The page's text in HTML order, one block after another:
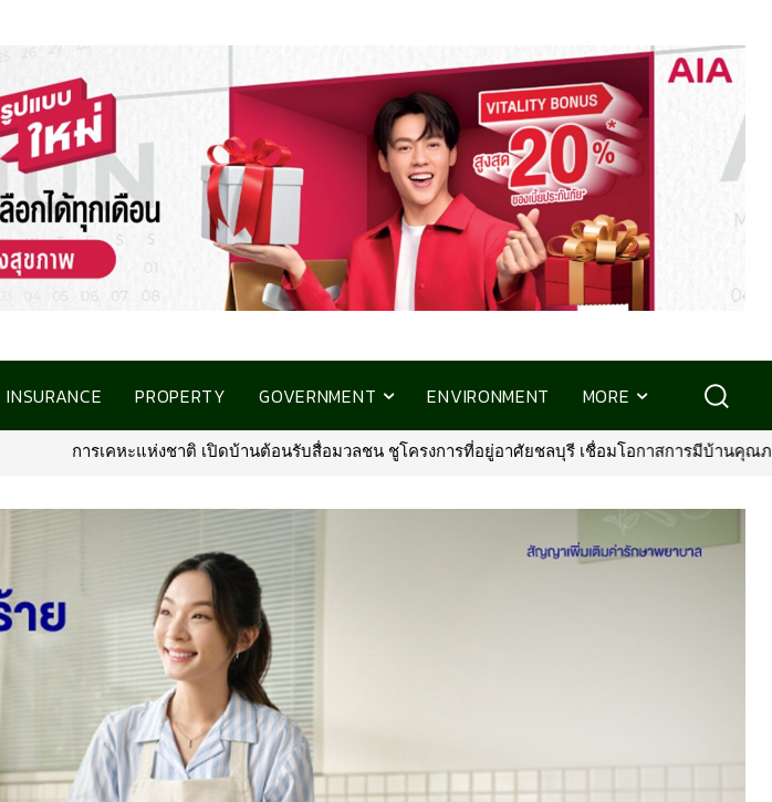
INSURANCE PROPERTY GOVERNMENT ENVIRONMENT MORE
การเคหะแห่งชาติ เปิดบ้านต้อนรับสื่อมวลชน ชูโครงการที่อยู่อาศัยชลบุรี เชื่อมโอกาสการมีบ้านคุณภาพ รองรับ